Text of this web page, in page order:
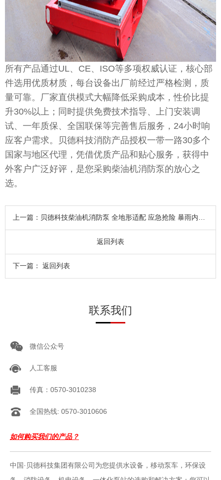
所有产品通过UL、CE、ISO等多项权威认证，核心部
件选用优质材质，每台设备出厂前经过严格检测，质
量可靠。厂家直供模式大幅降低采购成本，性价比提
升30%以上；同时提供免费技术指导、上门安装调
试、一年质保、全国联保等完善售后服务，24小时响
应客户需求。贝德科技消防产品授权一带一路30多个
国家与地区代理，凭借优质产品和贴心服务，获得中
外客户广泛好评，是您采购柴油机消防泵的放心之
选。
上一篇： 贝德科技柴油机消防泵 全地形适配 应急抢险 暴雨内涝消防专用
返回列表
下一篇： 返回列表
联系我们
微信公众号
人工客服
传真：0570-3010238
全国热线: 0570-3010606
如何购买我们的产品？
中国·贝德科技集团有限公司为您提供水设备，移动泵车，环保设